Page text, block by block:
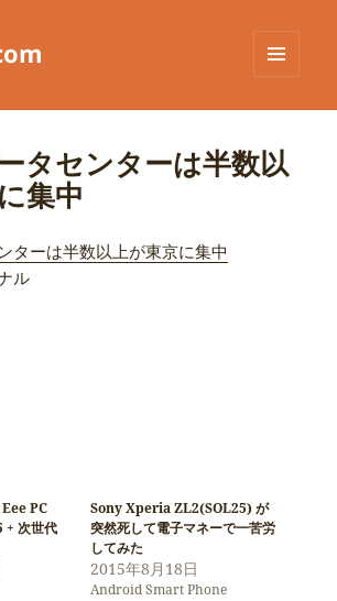
ーとウ
ット
タセンターは半数以
集中
ターは半数以上が東京に集中
ル
PC
次世代
Sony Xperia ZL2(SOL25) が
突然死して電子マネーで一苦労
してみた
2015年8月18日
Android Smart Phone